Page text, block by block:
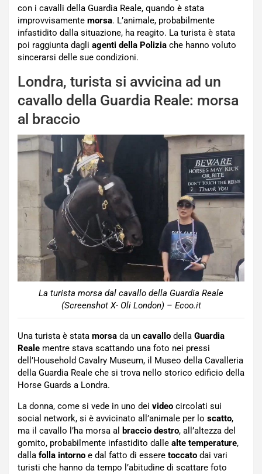
con i cavalli della Guardia Reale, quando è stata
improvvisamente morsa. L’animale, probabilmente
infastidito dalla situazione, ha reagito. La turista è stata
poi raggiunta dagli agenti della Polizia che hanno voluto
sincerarsi delle sue condizioni.
Londra, turista si avvicina ad un
cavallo della Guardia Reale: morsa
al braccio
La turista morsa dal cavallo della Guardia Reale
(Screenshot X- Oli London) – Ecoo.it
Una turista è stata morsa da un cavallo della Guardia
Reale mentre stava scattando una foto nei pressi
dell’Household Cavalry Museum, il Museo della Cavalleria
della Guardia Reale che si trova nello storico edificio della
Horse Guards a Londra.
La donna, come si vede in uno dei video circolati sui
social network, si è avvicinato all’animale per lo scatto,
ma il cavallo l’ha morsa al braccio destro, all’altezza del
gomito, probabilmente infastidito dalle alte temperature,
dalla folla intorno e dal fatto di essere toccato dai vari
turisti che hanno da tempo l’abitudine di scattare foto